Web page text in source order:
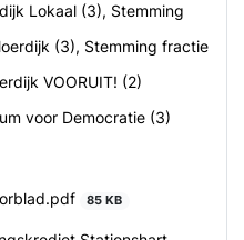
Lokaal (3), Stemming
(3), Stemming fractie
VOORUIT! (2)
voor Democratie (3)
85 KB